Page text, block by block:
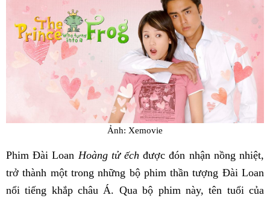
Ảnh: Xemovie
Phim Đài Loan Hoàng tử ếch được đón nhận nồng nhiệt,
trở thành một trong những bộ phim thần tượng Đài Loan
nổi tiếng khắp châu Á. Qua bộ phim này, tên tuổi của